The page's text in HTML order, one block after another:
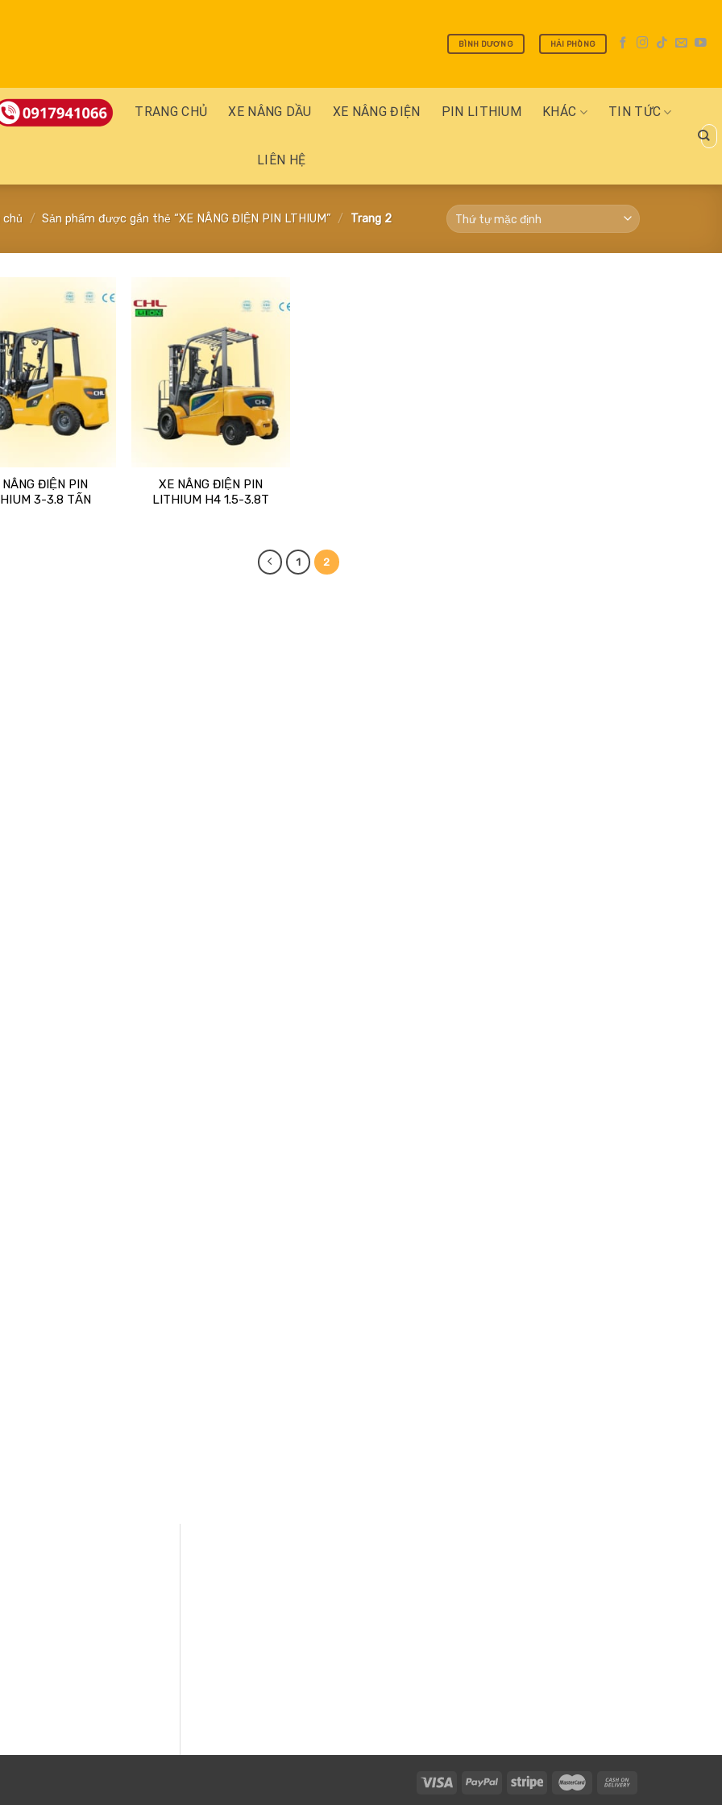
BÌNH DƯƠNG HẢI PHÒNG
TRANG CHỦ XE NÂNG DẦU XE NÂNG ĐIỆN PIN LITHIUM KHÁC TIN TỨC
LIÊN HỆ
Tìm
chủ / Sản phẩm được gắn thẻ “XE NÂNG ĐIỆN PIN LTHIUM” / Trang 2
wishlist
NÂNG ĐIỆN PIN
3-3.8 TẤN
wishlist
XE NÂNG ĐIỆN PIN
LITHIUM H4 1.5-3.8T
1 2